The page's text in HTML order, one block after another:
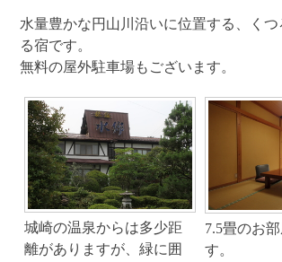
水量豊かな円山川沿いに位置する、く
る宿です。
無料の屋外駐車場もございます。
城崎の温泉からは多少距
離がありますが、緑に囲
7.5畳のお
す。